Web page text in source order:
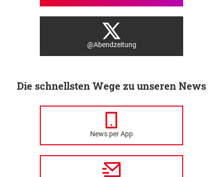
@Abendzeitung
Die schnellsten Wege zu unseren News
News per App